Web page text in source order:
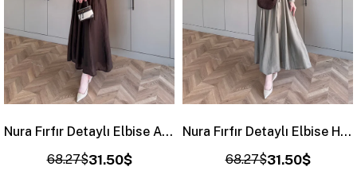
Nura Fırfır Detaylı Elbise Acı Kahve (4481)
31.50$
68.27$
Nura Fırfır Detaylı Elbise Haki (4481)
31.50$
68.27$